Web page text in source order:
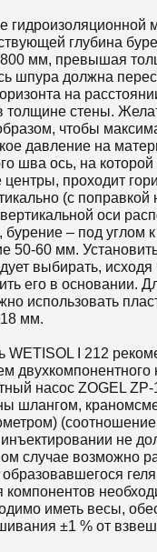
глубина
800 мм, превышая
шпура должна
на
толщине стены.
чтобы
давление на
шва ось, на которой
проходит
(с
оси
бурение – под углом
50-60 мм.
выбирать,
его в основании.
использовать
мм.
WETISOL I 212
насос ZOGEL
шлангом,
не
случае возможно
компонентов
иметь весы,
±1 % от